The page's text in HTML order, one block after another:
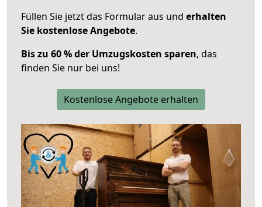
Füllen Sie jetzt das Formular aus und erhalten
Sie kostenlose Angebote.
Bis zu 60 % der Umzugskosten sparen, das
finden Sie nur bei uns!
Kostenlose Angebote erhalten